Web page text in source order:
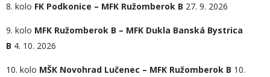
8. kolo FK Podkonice – MFK Ružomberok B 27. 9. 2026
9. kolo MFK Ružomberok B – MFK Dukla Banská Bystrica
B 4. 10. 2026
10. kolo MŠK Novohrad Lučenec – MFK Ružomberok B 10.